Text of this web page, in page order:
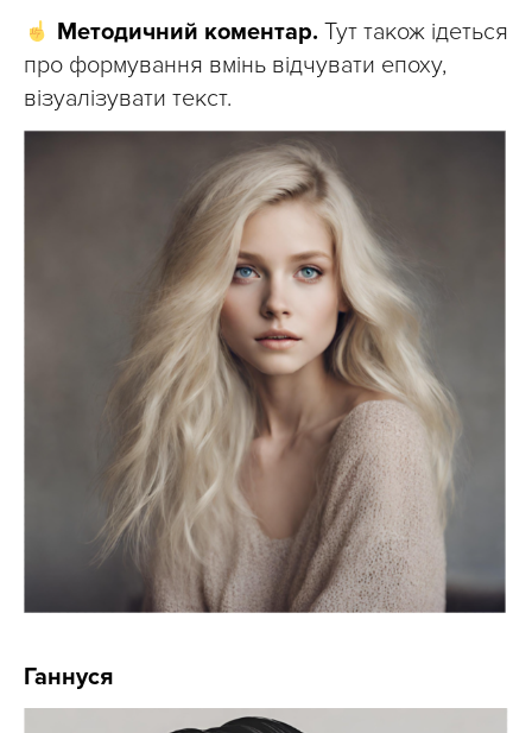
Методичний коментар. Тут також ідеться
про формування вмінь відчувати епоху,
візуалізувати текст.
Ганнуся